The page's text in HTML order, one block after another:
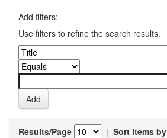
Add filters:
Use filters to refine the search results.
Results/Page | Sort items by